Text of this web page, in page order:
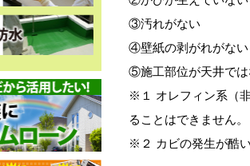
③汚れがない
④壁紙の剥がれがない
⑤施工部位が天井では
※１ オレフィン系（
ることはできません。
※２ カビの発生が酷